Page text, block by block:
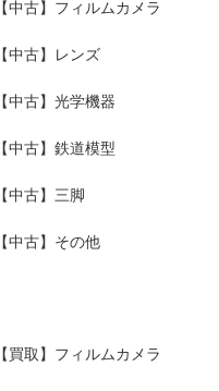
【中古】フィルムカメラ
【中古】レンズ
【中古】光学機器
【中古】鉄道模型
【中古】三脚
【中古】その他
【買取】フィルムカメラ